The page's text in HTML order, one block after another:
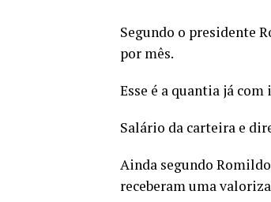
Segundo o presidente
por mês.
Esse é a quantia já
Salário da carteira e
Ainda segundo
receberam uma